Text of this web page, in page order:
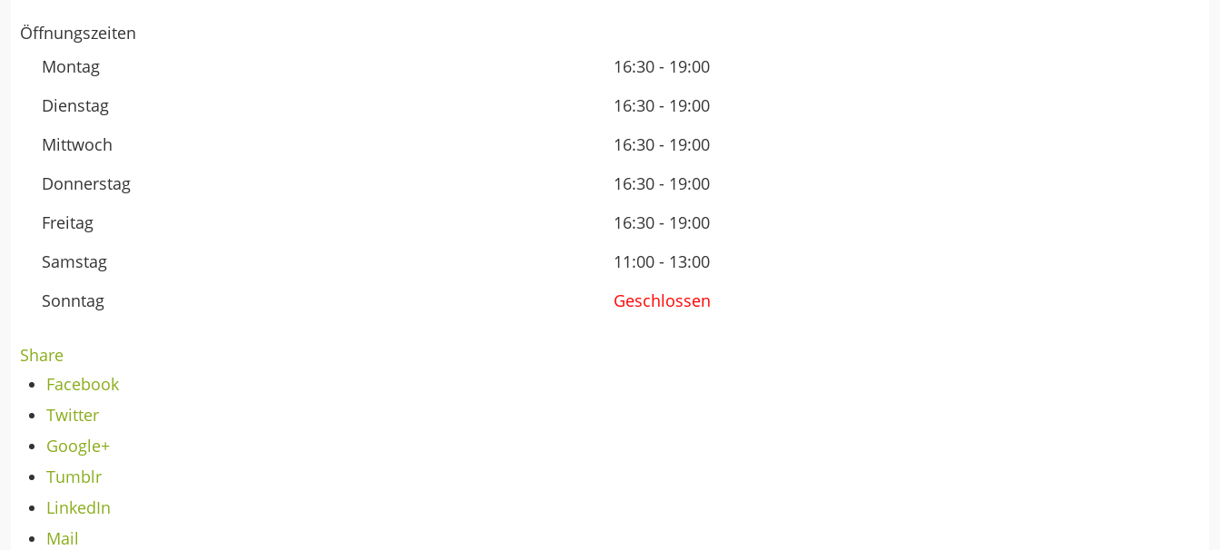
Öffnungszeiten
Montag
16:30 - 19:00
Dienstag
16:30 - 19:00
Mittwoch
16:30 - 19:00
Donnerstag
16:30 - 19:00
Freitag
16:30 - 19:00
Samstag
11:00 - 13:00
Sonntag
Geschlossen
Share
Facebook
Twitter
Google+
Tumblr
LinkedIn
Mail